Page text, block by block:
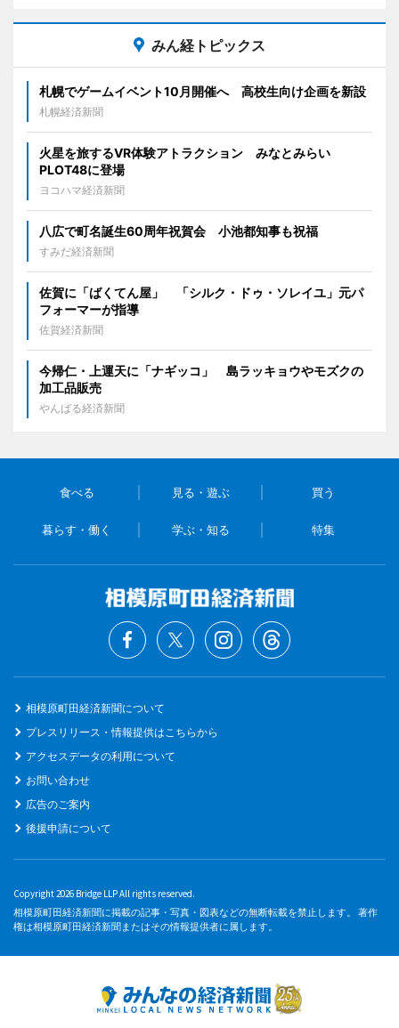
みん経トピックス
札幌でゲームイベント10月開催へ 高校生向け企画を新設
札幌経済新聞
火星を旅するVR体験アトラクション みなとみらい
PLOT48に登場
ヨコハマ経済新聞
八広で町名誕生60周年祝賀会 小池都知事も祝福
すみだ経済新聞
佐賀に「ばくてん屋」 「シルク・ドゥ・ソレイユ」元パ
フォーマーが指導
佐賀経済新聞
今帰仁・上運天に「ナギッコ」 島ラッキョウやモズクの
加工品販売
やんばる経済新聞
食べる 見る・遊ぶ 買う
暮らす・働く 学ぶ・知る 特集
相模原町田経済新聞について
プレスリリース・情報提供はこちらから
アクセスデータの利用について
お問い合わせ
広告のご案内
後援申請について
Copyright 2026 Bridge LLP All rights reserved.
相模原町田経済新聞に掲載の記事・写真・図表などの無断転載を禁止します。 著作
権は相模原町田経済新聞またはその情報提供者に属します。